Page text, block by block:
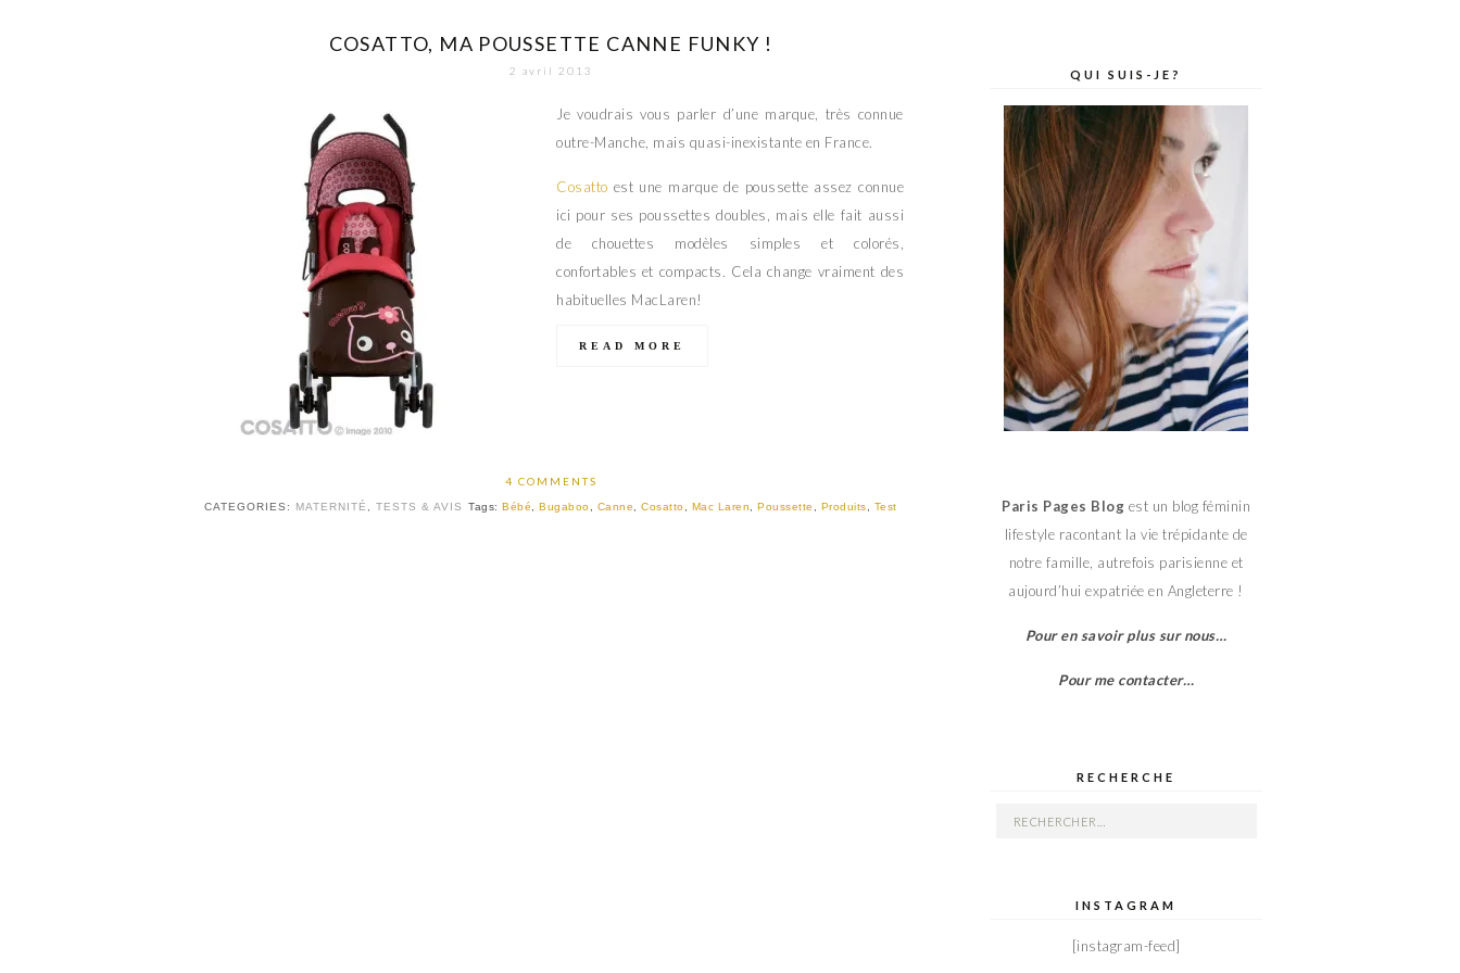
COSATTO, MA POUSSETTE CANNE FUNKY !
2 avril 2013
Je voudrais vous parler d’une marque, très connue
outre-Manche, mais quasi-inexistante en France.
Cosatto est une marque de poussette assez connue
ici pour ses poussettes doubles, mais elle fait aussi
de chouettes modèles simples et colorés,
confortables et compacts. Cela change vraiment des
habituelles MacLaren!
READ MORE
4 COMMENTS
CATEGORIES: MATERNITÉ ,TESTS & AVIS Tags:Bébé ,Bugaboo Canne ,Cosatto Mac Laren ,Poussette Produits Test
QUI SUIS-JE?
Paris Pages Blog est un blog féminin
lifestyle racontant la vie trépidante de
notre famille, autrefois parisienne et
aujourd’hui expatriée en Angleterre !
Pour en savoir plus sur nous…
Pour me contacter…
RECHERCHE
Rechercher :
INSTAGRAM
[instagram-feed]